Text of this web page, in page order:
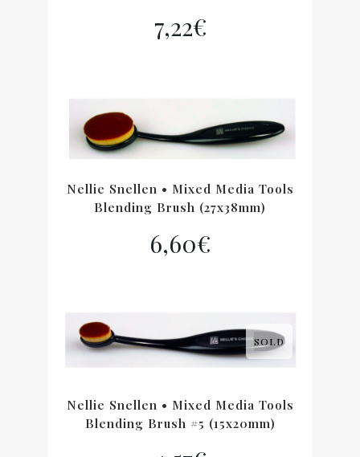
7,22€
Nellie Snellen • Mixed Media Tools
Blending Brush (27x38mm)
6,60€
SOLD
Nellie Snellen • Mixed Media Tools
Blending Brush #5 (15x20mm)